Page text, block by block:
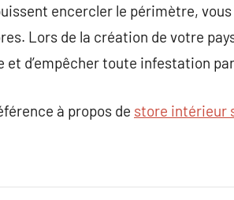
encercler le périmètre,
Lors de la création de votre
et d’empêcher toute infestation
à propos de store intérieur